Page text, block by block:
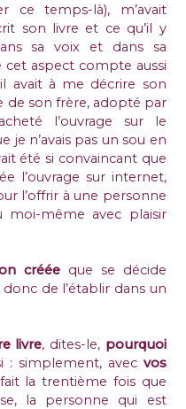
ce temps-là), m’avait
son livre et ce qu’il y
sa voix et dans sa
aspect compte aussi
avait à me décrire son
de son frère, adopté par
l’ouvrage sur le
je n’avais pas un sou en
été si convaincant que
l’ouvrage sur internet,
l’offrir à une personne
moi-même avec plaisir
crééeque se décide
donc de l’établir dans un
livre, dites-le, pourquoi
: simplement, avec vos
la trentième fois que
la personne qui est